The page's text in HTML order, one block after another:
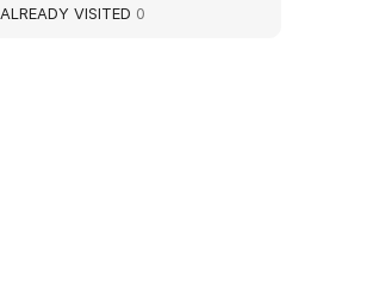
ALREADY VISITED 0